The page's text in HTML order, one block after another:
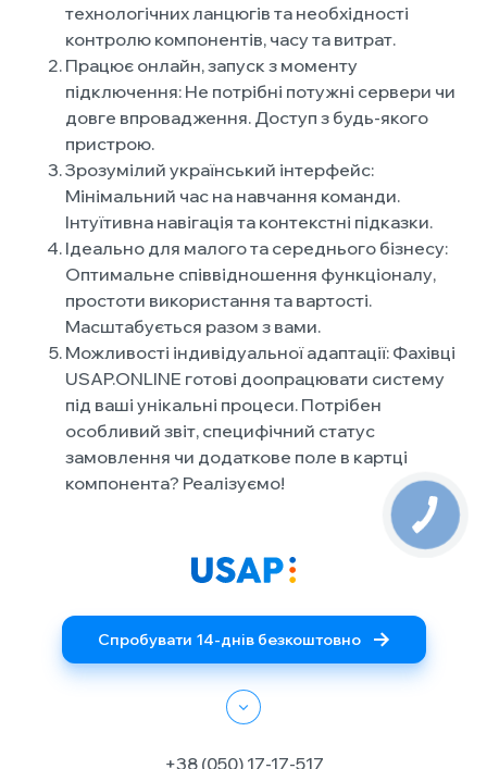
технологічних ланцюгів та необхідності
контролю компонентів, часу та витрат.
Працює онлайн, запуск з моменту
підключення: Не потрібні потужні сервери чи
довге впровадження. Доступ з будь-якого
пристрою.
Зрозумілий український інтерфейс:
Мінімальний час на навчання команди.
Інтуїтивна навігація та контекстні підказки.
Ідеально для малого та середнього бізнесу:
Оптимальне співвідношення функціоналу,
простоти використання та вартості.
Масштабується разом з вами.
Можливості індивідуальної адаптації: Фахівці
USAP.ONLINE готові доопрацювати систему
під ваші унікальні процеси. Потрібен
особливий звіт, специфічний статус
замовлення чи додаткове поле в картці
компонента? Реалізуємо!
Спробувати 14-днів безкоштовно
+38 (050) 17-17-517